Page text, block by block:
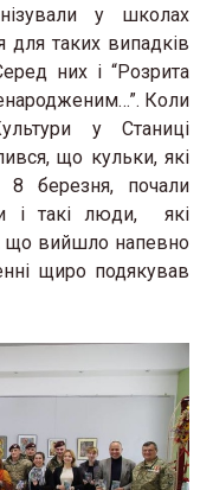
у школах
таких випадків
них і “Розрита
Коли
у Станиці
що кульки, які
8 березня, почали
і такі люди, які
що вийшло напевно
щиро подякував